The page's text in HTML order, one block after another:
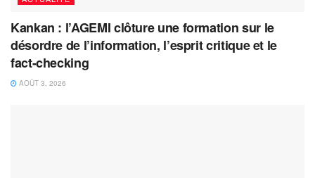
Kankan : l’AGEMI clôture une formation sur le
désordre de l’information, l’esprit critique et le
fact-checking
AOÛT 3, 2026